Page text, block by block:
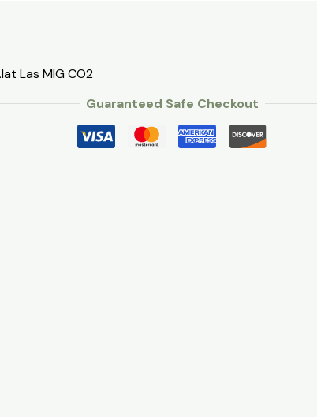
Las MIG CO2
Guaranteed Safe Checkout